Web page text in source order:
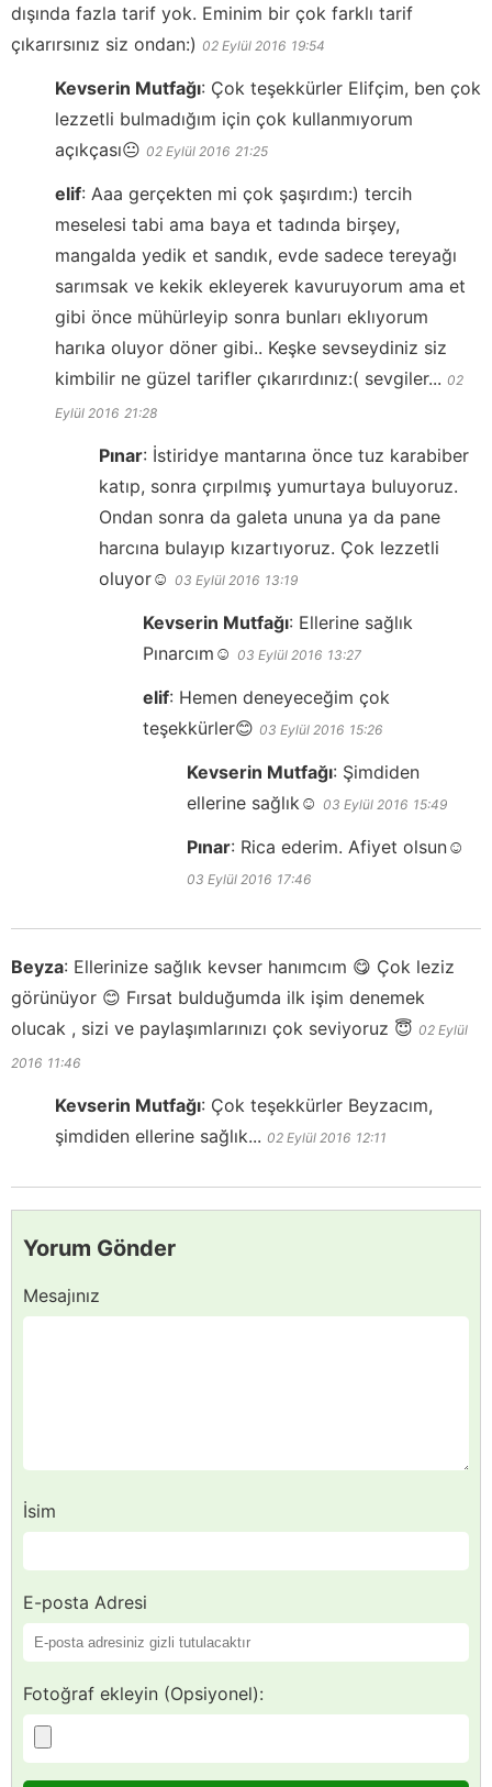
dışında fazla tarif yok. Eminim bir çok farklı tarif
çıkarırsınız siz ondan:) 02 Eylül 2016 19:54
Kevserin Mutfağı: Çok teşekkürler Elifçim, ben çok
lezzetli bulmadığım için çok kullanmıyorum
açıkçası😐 02 Eylül 2016 21:25
elif: Aaa gerçekten mi çok şaşırdım:) tercih
meselesi tabi ama baya et tadında birşey,
mangalda yedik et sandık, evde sadece tereyağı
sarımsak ve kekik ekleyerek kavuruyorum ama et
gibi önce mühürleyip sonra bunları eklıyorum
harıka oluyor döner gibi.. Keşke sevseydiniz siz
kimbilir ne güzel tarifler çıkarırdınız:( sevgiler... 02
Eylül 2016 21:28
Pınar: İstiridye mantarına önce tuz karabiber
katıp, sonra çırpılmış yumurtaya buluyoruz.
Ondan sonra da galeta ununa ya da pane
harcına bulayıp kızartıyoruz. Çok lezzetli
oluyor☺️ 03 Eylül 2016 13:19
Kevserin Mutfağı: Ellerine sağlık
Pınarcım☺️ 03 Eylül 2016 13:27
elif: Hemen deneyeceğim çok
teşekkürler😊 03 Eylül 2016 15:26
Kevserin Mutfağı: Şimdiden
ellerine sağlık☺️ 03 Eylül 2016 15:49
Pınar: Rica ederim. Afiyet olsun☺️
03 Eylül 2016 17:46
Beyza: Ellerinize sağlık kevser hanımcım 😋 Çok leziz
görünüyor 😊 Fırsat bulduğumda ilk işim denemek
olucak , sizi ve paylaşımlarınızı çok seviyoruz 😇 02 Eylül
2016 11:46
Kevserin Mutfağı: Çok teşekkürler Beyzacım,
şimdiden ellerine sağlık... 02 Eylül 2016 12:11
Yorum Gönder
Mesajınız
İsim
E-posta Adresi
Fotoğraf ekleyin (Opsiyonel):